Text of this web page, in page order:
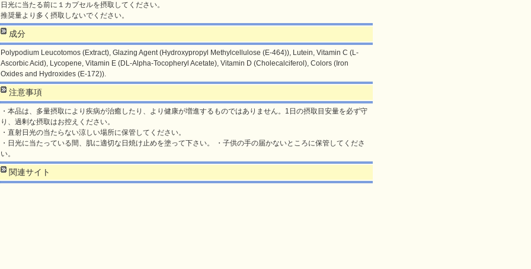
日光に当たる前に１カプセルを摂取してください。
推奨量より多く摂取しないでください。
成分
Polypodium Leucotomos (Extract), Glazing Agent (Hydroxypropyl Methylcellulose (E-464)), Lutein, Vitamin C (L-
Ascorbic Acid), Lycopene, Vitamin E (DL-Alpha-Tocopheryl Acetate), Vitamin D (Cholecalciferol), Colors (Iron
Oxides and Hydroxides (E-172)).
注意事項
・本品は、多量摂取により疾病が治癒したり、より健康が増進するものではありません。1日の摂取目安量を必ず守
り、過剰な摂取はお控えください。
・直射日光の当たらない涼しい場所に保管してください。
・日光に当たっている間、肌に適切な日焼け止めを塗って下さい。 ・子供の手の届かないところに保管してくださ
い。
関連サイト